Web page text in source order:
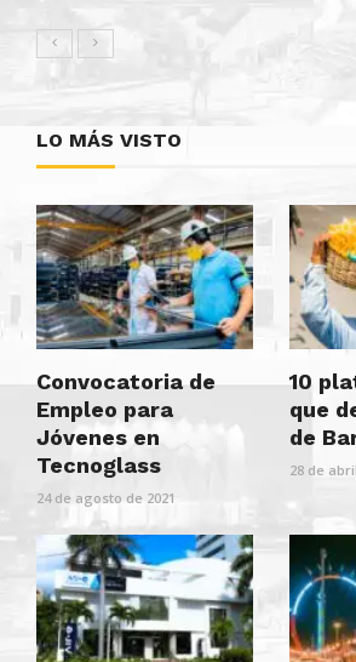
LO MÁS VISTO
Convocatoria de
Empleo para
Jóvenes en
Tecnoglass
24 de agosto de 2021
10
que
de
28 de